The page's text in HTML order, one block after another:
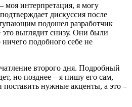
моя интерпретация, я могу
дискуссия после
подошел разработчик
это выглядит снизу. Они были
подобного себе не
второго дня. Подробный
но позднее – я пишу его сам,
поставить нужные акценты, а это –